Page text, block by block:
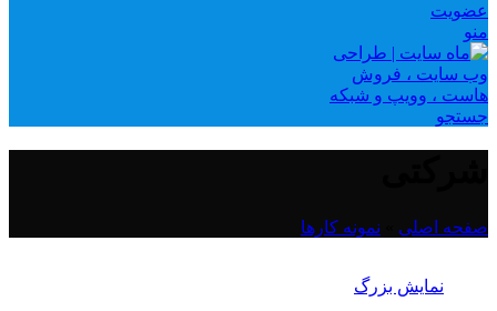
عضویت
منو
جستجو
صفحه اصلی نمونه کارها
نمایش بزرگ